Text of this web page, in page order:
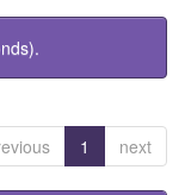
1 next